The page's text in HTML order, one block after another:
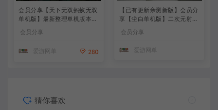
会员分享【天下无双蚂蚁无双
单机版】最新整理单机版本
带GM命令后台 武侠怀旧网游
免虚拟机一键端 配套视频教
会员分享
爱游网单 280
【已有更新亲测新版】会员分
享【尘白单机版】二次元射击
类网游单机版一键端
会员分享
爱游网单
猜你喜欢